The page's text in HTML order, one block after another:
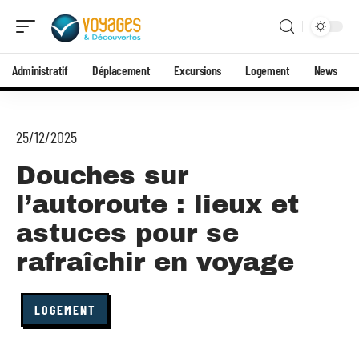
Administratif Déplacement Excursions Logement News
25/12/2025
Douches sur
l’autoroute : lieux et
astuces pour se
rafraîchir en voyage
LOGEMENT